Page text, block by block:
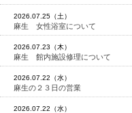
2026.07.25（土）
麻生 女性浴室について
2026.07.23（木）
麻生 館内施設修理について
2026.07.22（水）
麻生の２３日の営業
2026.07.22（水）